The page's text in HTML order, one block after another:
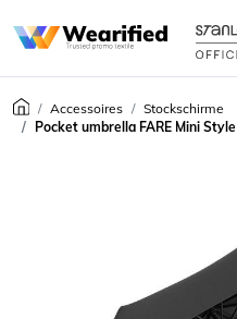
Accessoires
Stockschirme
Pocket umbrella FARE Mini Style